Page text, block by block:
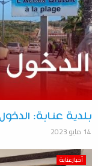
بلدية عنابة:
14 مايو 2023
أخبارعنابة